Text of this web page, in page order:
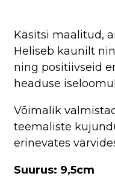
Käsitsi maalitud,
Heliseb kaunilt
ning positiivseid
headuse
Võimalik
teemaliste
erinevates
Suurus: 9,5cm